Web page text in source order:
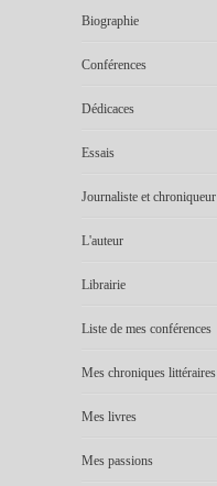
Biographie
Conférences
Dédicaces
Essais
Journaliste et chroniqueur
L'auteur
Librairie
Liste de mes conférences
Mes chroniques littéraires
Mes livres
Mes passions